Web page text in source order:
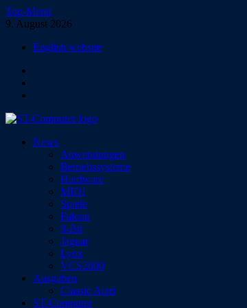
Zum
Inhalt
Top-Menü
9. August 2026
English website
ST-Computer
Das Magazin für Atari-Computer und -Konsolen
News
Anwendungen
Betriebssysteme
Hardware
MIDI
Spiele
Falcon
8-Bit
Jaguar
Lynx
VCS2600
Ausgaben
Classic Atari
ST-Computer